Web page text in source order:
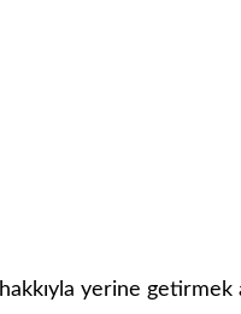
yerine getirmek